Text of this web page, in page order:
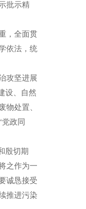
批示精
， 全面贯
依法，统
攻坚进展
设
自然
物处置
党政同
殷切期
之作为一
诚恳接受
推进污染